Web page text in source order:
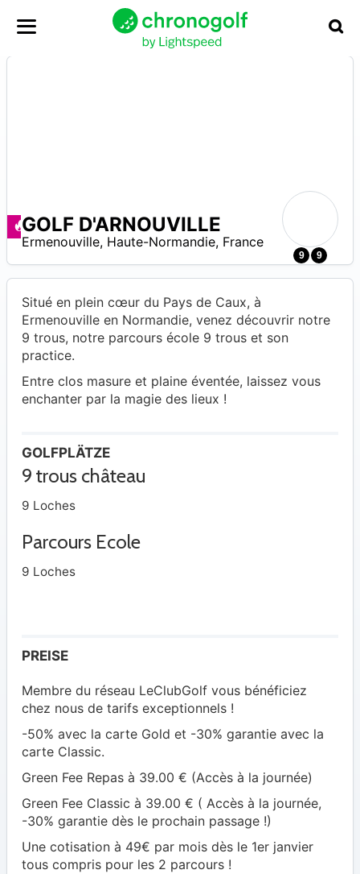
Angebote zur Verfügung
9 9
GOLF D'ARNOUVILLE
Ermenouville, Haute-Normandie, France
Situé en plein cœur du Pays de Caux, à
Ermenouville en Normandie, venez découvrir notre
9 trous, notre parcours école 9 trous et son
practice.
Entre clos masure et plaine éventée, laissez vous
enchanter par la magie des lieux !
GOLFPLÄTZE
9 trous château
9 Loches
Parcours Ecole
9 Loches
PREISE
Membre du réseau LeClubGolf vous bénéficiez
chez nous de tarifs exceptionnels !
-50% avec la carte Gold et -30% garantie avec la
carte Classic.
Green Fee Repas à 39.00 € (Accès à la journée)
Green Fee Classic à 39.00 € ( Accès à la journée,
-30% garantie dès le prochain passage !)
Une cotisation à 49€ par mois dès le 1er janvier
tous compris pour les 2 parcours !